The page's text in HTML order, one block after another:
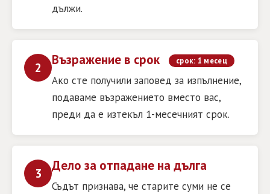
дължи.
2 Възражение в срок срок: 1 месец
Ако сте получили заповед за изпълнение,
подаваме възражението вместо вас,
преди да е изтекъл 1-месечният срок.
3 Дело за отпадане на дълга
Съдът признава, че старите суми не се